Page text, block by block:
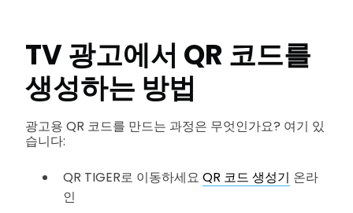
TV 광고에서 QR 코드를
생성하는 방법
광고용 QR 코드를 만드는 과정은 무엇인가요? 여기 있
습니다:
QR TIGER로 이동하세요 QR 코드 생성기 온라
인